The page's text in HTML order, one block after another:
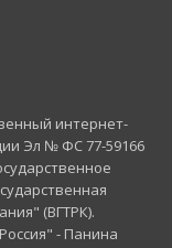
интернет-
Эл № ФС 77-59166
(ВГТРК).
- Панина